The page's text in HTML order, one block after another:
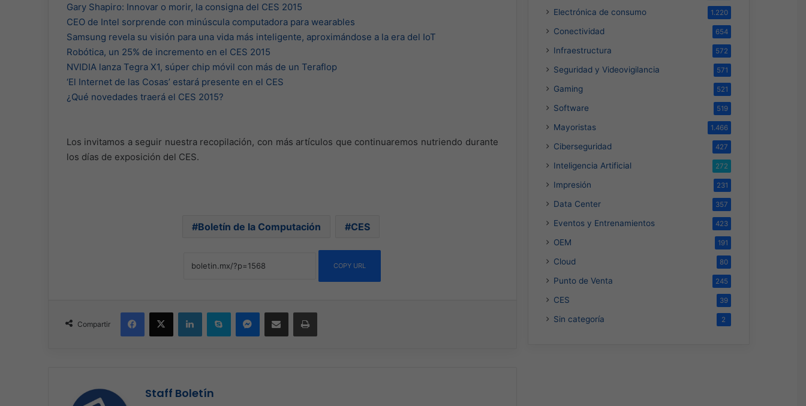
Gary Shapiro: Innovar o morir, la consigna del CES 2015
CEO de Intel sorprende con minúscula computadora para wearables
Samsung revela su visión para una vida más inteligente, aproximándose a la era del IoT
Robótica, un 25% de incremento en el CES 2015
NVIDIA lanza Tegra X1, súper chip móvil con más de un Teraflop
‘El Internet de las Cosas’ estará presente en el CES
¿Qué novedades traerá el CES 2015?
Los invitamos a seguir nuestra recopilación, con más artículos que continuaremos nutriendo durante
los días de exposición del CES.
Boletín de la Computación CES
COPY URL
Compartir
Facebook
X LinkedInSkype MessengerCompartir por correo electrónicoImprimir
Staff Boletín
Electrónica de consumo 1.220
Conectividad 654
Infraestructura 572
Seguridad y Videovigilancia 571
Gaming 521
Software 519
Mayoristas 1.466
Ciberseguridad 427
Inteligencia Artificial 272
Impresión 231
Data Center 357
Eventos y Entrenamientos 423
OEM 191
Cloud 80
Punto de Venta 245
CES 39
Sin categoría 2